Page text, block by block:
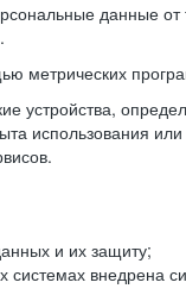
данные от
метрических
использования
и их защиту;
внедрена